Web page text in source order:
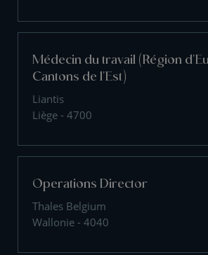
Médecin du travail (Région
Cantons de l'Est)
Liantis
Liège - 4700
Operations Director
Thales Belgium
Wallonie - 4040